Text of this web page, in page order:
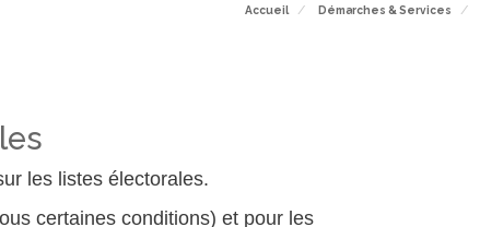
Accueil Démarches & Services
les listes électorales.
certaines conditions) et pour les